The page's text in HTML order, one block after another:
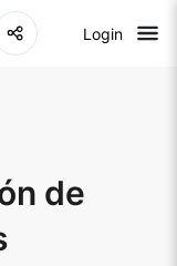
Login
de